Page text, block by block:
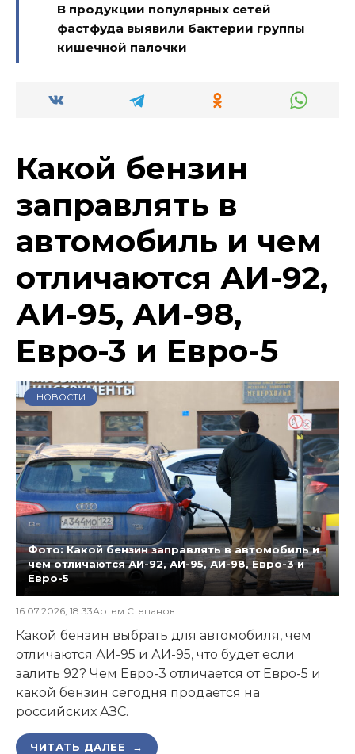
В продукции популярных сетей
фастфуда выявили бактерии группы
кишечной палочки
Какой бензин
заправлять в
автомобиль и чем
отличаются АИ-92,
АИ-95, АИ-98,
Евро-3 и Евро-5
НОВОСТИ
Фото: Какой бензин заправлять в автомобиль и
чем отличаются АИ-92, АИ-95, АИ-98, Евро-3 и
Евро-5
16.07.2026, 18:33Артем Степанов
Какой бензин выбрать для автомобиля, чем
отличаются АИ-95 и АИ-95, что будет если
залить 92? Чем Евро-3 отличается от Евро-5 и
какой бензин сегодня продается на
российских АЗС.
ЧИТАТЬ ДАЛЕЕ →